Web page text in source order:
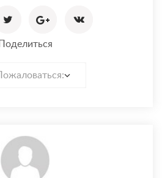
Поделиться
Пожаловаться: